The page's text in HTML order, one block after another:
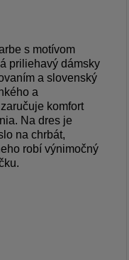
s motívom
priliehavý dámsky
a slovenský
a
komfort
Na dres je
na chrbát,
robí výnimočný